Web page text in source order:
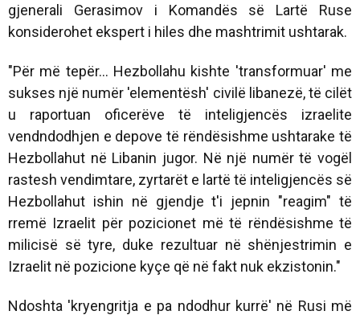
gjenerali Gerasimov i Komandës së Lartë Ruse
konsiderohet ekspert i hiles dhe mashtrimit ushtarak.
"Për më tepër... Hezbollahu kishte 'transformuar' me
sukses një numër 'elementësh' civilë libanezë, të cilët
u raportuan oficerëve të inteligjencës izraelite
vendndodhjen e depove të rëndësishme ushtarake të
Hezbollahut në Libanin jugor. Në një numër të vogël
rastesh vendimtare, zyrtarët e lartë të inteligjencës së
Hezbollahut ishin në gjendje t'i jepnin "reagim" të
rremë Izraelit për pozicionet më të rëndësishme të
milicisë së tyre, duke rezultuar në shënjestrimin e
Izraelit në pozicione kyçe që në fakt nuk ekzistonin."
Ndoshta 'kryengritja e pa ndodhur kurrë' në Rusi më